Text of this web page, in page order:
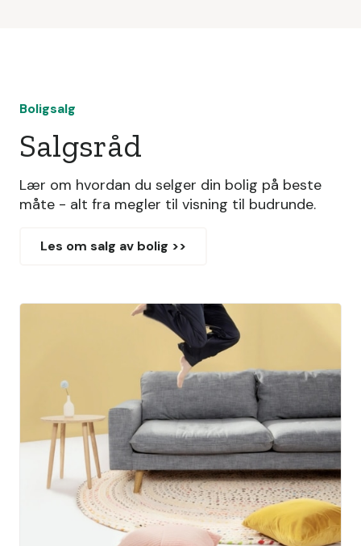
Boligsalg
Salgsråd
Lær om hvordan du selger din bolig på beste
måte - alt fra megler til visning til budrunde.
Les om salg av bolig >>